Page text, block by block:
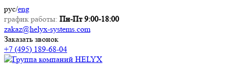
рус/eng
график работы: Пн-Пт 9:00-18:00
zakaz@helyx-systems.com
Заказать звонок
+7 (495) 189-68-04